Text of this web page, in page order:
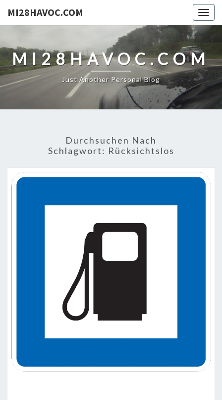
MI28HAVOC.COM
MI28HAVOC.COM
Just Another Personal Blog
Durchsuchen Nach
Schlagwort: Rücksichtslos